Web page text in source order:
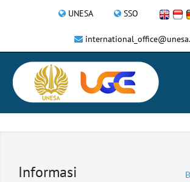
UNESA SSO
Informasi